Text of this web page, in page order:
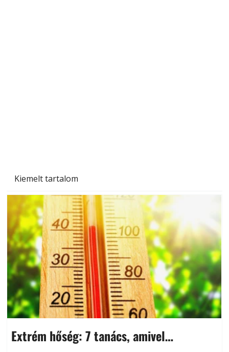
Kiemelt tartalom
Extrém hőség: 7 tanács, amivel